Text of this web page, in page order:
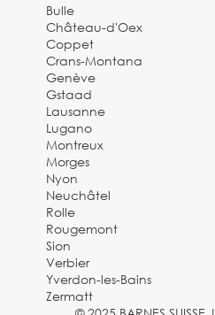
Bulle
Château-d'Oex
Coppet
Crans-Montana
Genève
Gstaad
Lausanne
Lugano
Montreux
Morges
Nyon
Neuchâtel
Rolle
Rougemont
Sion
Verbier
Yverdon-les-Bains
Zermatt